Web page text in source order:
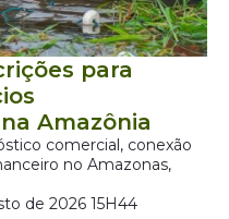
para
Amazônia
comercial, conexão
no Amazonas,
de 2026 15H44